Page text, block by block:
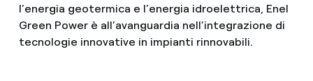
l’energia geotermica e l’energia idroelettrica, Enel
Green Power è all’avanguardia nell’integrazione di
tecnologie innovative in impianti rinnovabili.